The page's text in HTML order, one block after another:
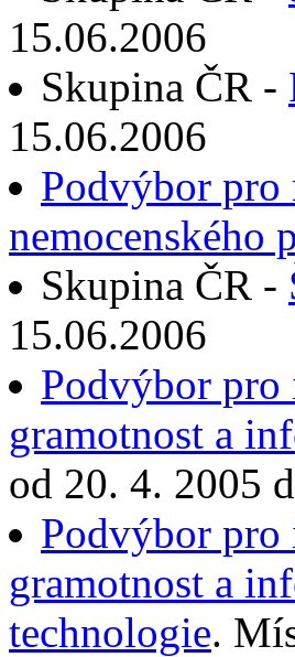
15.06.2006
Skupina ČR -
15.06.2006
Podvýbor pro
nemocenského
Skupina ČR -
15.06.2006
Podvýbor pro
gramotnost a
od 20. 4. 2005
Podvýbor pro
gramotnost a
technologie.